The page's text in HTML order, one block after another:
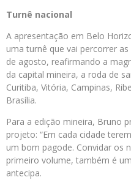
Turnê nacional
A apresentação em Belo
uma turnê que vai percorrer
de agosto, reafirmando a
da capital mineira, a roda de
Curitiba, Vitória, Campinas,
Brasília.
Para a edição mineira, Bruno
projeto: “Em cada cidade
um bom pagode. Convidar os
primeiro volume, também é
antecipa.